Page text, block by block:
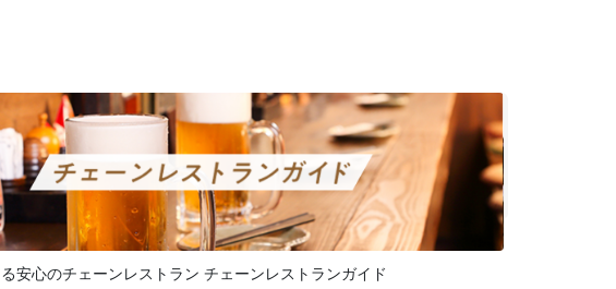
安心のチェーンレストラン チェーンレストランガイド